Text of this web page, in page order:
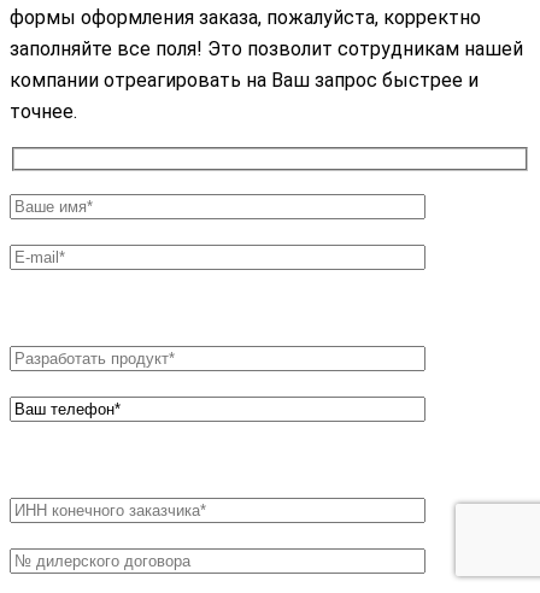
формы оформления заказа, пожалуйста, корректно
заполняйте все поля! Это позволит сотрудникам нашей
компании отреагировать на Ваш запрос быстрее и
точнее.